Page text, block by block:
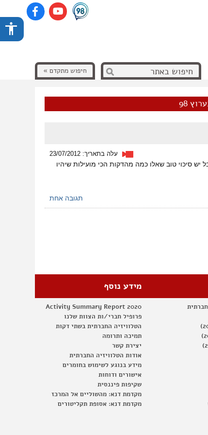
חיפוש מתקדם »
98
עלה בתאריך: 23/07/2012
סיכוי טוב שאלו כמה מהדקות הכי מועילות שיהיו
תגובה אחת
מידע נוסף
Activity Summary Report 2020
פרופיל חברי/ות הצוות שלנו
הטלוויזיה החברתית בשתי דקות
תמיכה ותרומה
יצירת קשר
אודות הטלוויזיה החברתית
מידע בנוגע לשימוש בחומרים
אישורים ודוחות
שקיפות פיננסית
מקדמת דנא: מהשוליים אל המרכז
מקדמת דנא: אסופת תקליטורים